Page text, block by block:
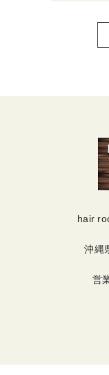
hair
沖縄
営